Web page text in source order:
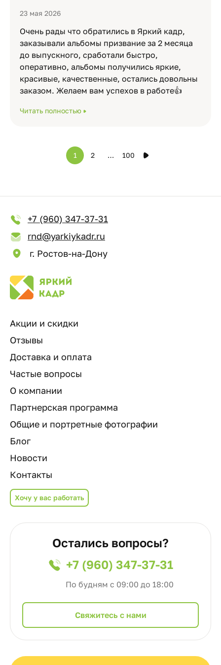
23 мая 2026
Очень рады что обратились в Яркий кадр,
заказывали альбомы призвание за 2 месяца
до выпускного, сработали быстро,
оперативно, альбомы получились яркие,
красивые, качественные, остались довольны
заказом. Желаем вам успехов в работе👍
Читать полностью
1 2 … 100
+7 (960) 347-37-31
rnd@yarkiykadr.ru
г. Ростов-на-Дону
Акции и скидки
Отзывы
Доставка и оплата
Частые вопросы
О компании
Партнерская программа
Общие и портретные фотографии
Блог
Новости
Контакты
Хочу у вас работать
Остались вопросы?
+7 (960) 347-37-31
По будням с 09:00 до 18:00
Cвяжитесь с нами